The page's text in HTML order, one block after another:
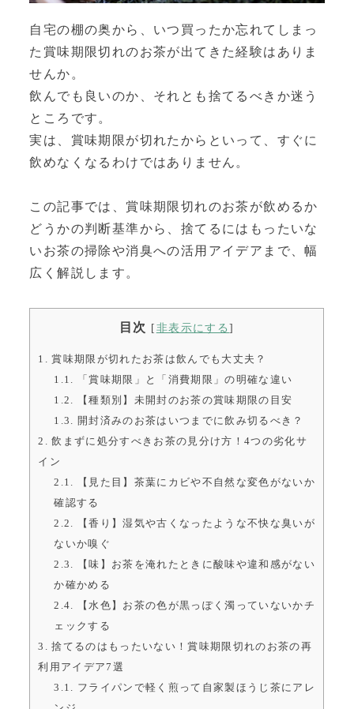
自宅の棚の奥から、いつ買ったか忘れてしまっ
た賞味期限切れのお茶が出てきた経験はありま
せんか。
飲んでも良いのか、それとも捨てるべきか迷う
ところです。
実は、賞味期限が切れたからといって、すぐに
飲めなくなるわけではありません。
この記事では、賞味期限切れのお茶が飲めるか
どうかの判断基準から、捨てるにはもったいな
いお茶の掃除や消臭への活用アイデアまで、幅
広く解説します。
目次 [非表示にする]
1. 賞味期限が切れたお茶は飲んでも大丈夫？
1.1.
「賞味期限」と「消費期限」の明確な違い
1.2.
【種類別】未開封のお茶の賞味期限の目安
1.3. 開封済みのお茶はいつまでに飲み切るべき？
2. 飲まずに処分すべきお茶の見分け方！4つの劣化サ
イン
2.1.
【見た目】茶葉にカビや不自然な変色がないか
確認する
2.2.
【香り】湿気や古くなったような不快な臭いが
ないか嗅ぐ
2.3.
【味】お茶を淹れたときに酸味や違和感がない
か確かめる
2.4.
【水色】お茶の色が黒っぽく濁っていないかチ
ェックする
3. 捨てるのはもったいない！賞味期限切れのお茶の再
利用アイデア7選
3.1. フライパンで軽く煎って自家製ほうじ茶にアレ